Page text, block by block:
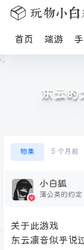
首页 端游
东云
物集 5 个月前
小白狐
蒲公英的约定
关于此游戏
东云凛音似乎说